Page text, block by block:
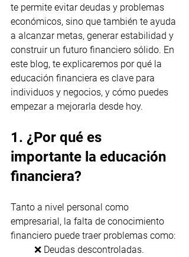
te permite evitar deudas y problemas
económicos, sino que también te ayuda
a alcanzar metas, generar estabilidad y
construir un futuro financiero sólido. En
este blog, te explicaremos por qué la
educación financiera es clave para
individuos y negocios, y cómo puedes
empezar a mejorarla desde hoy.
1. ¿Por qué es
importante la educación
financiera?
Tanto a nivel personal como
empresarial, la falta de conocimiento
financiero puede traer problemas como:
❌ Deudas descontroladas.